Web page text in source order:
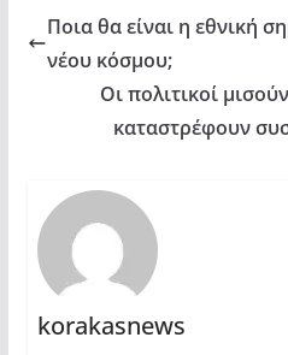
Ποια θα είναι η εθνική
νέου κόσμου;
Οι πολιτικοί
καταστρέφουν
korakasnews